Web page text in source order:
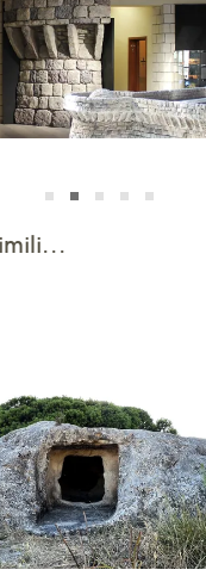
Lilliu
(S’Omu e S’Orcu)